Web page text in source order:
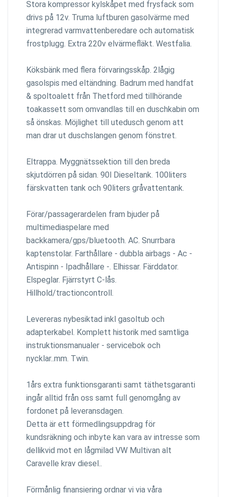
Stora kompressor kylskåpet med frysfack som
drivs på 12v. Truma luftburen gasolvärme med
integrerad varmvattenberedare och automatisk
frostplugg. Extra 220v elvärmefläkt. Westfalia.
Köksbänk med flera förvaringsskåp. 2lågig
gasolspis med eltändning. Badrum med handfat
& spoltoalett från Thetford med tillhörande
toakassett som omvandlas till en duschkabin om
så önskas. Möjlighet till utedusch genom att
man drar ut duschslangen genom fönstret.
Eltrappa. Myggnätssektion till den breda
skjutdörren på sidan. 90l Dieseltank. 100liters
färskvatten tank och 90liters gråvattentank.
Förar/passagerardelen fram bjuder på
multimediaspelare med
backkamera/gps/bluetooth. AC. Snurrbara
kaptenstolar. Farthållare - dubbla airbags - Ac -
Antispinn - Ipadhållare -. Elhissar. Färddator.
Elspeglar. Fjärrstyrt C-lås.
Hillhold/tractioncontroll.
Levereras nybesiktad inkl gasoltub och
adapterkabel. Komplett historik med samtliga
instruktionsmanualer - servicebok och
nycklar..mm. Twin.
1års extra funktionsgaranti samt täthetsgaranti
ingår alltid från oss samt full genomgång av
fordonet på leveransdagen.
Detta är ett förmedlingsuppdrag för
kundsräkning och inbyte kan vara av intresse som
dellikvid mot en lågmilad VW Multivan alt
Caravelle krav diesel..
Förmånlig finansiering ordnar vi via våra